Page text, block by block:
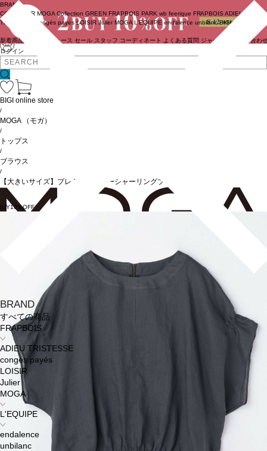
ログイン
BRAND
COUTURIER MOGA Collection GREEN FRAPBOIS PARK wb feerique FRAPBOIS ADIEU
TRISTESSE
congés payés LOISIR Julier MOGA L'EQUIPE endalence unbilanc BIGI online store
新着商品 ニュース セール スタッフ コーディネート よくある質問 ジャーナル お問い合わ
BRAND
すべての商品
FRAPBOIS
ADIEU TRISTESSE
congés payés
LOISIR
Julier
MOGA
L'EQUIPE
endalence
unbilanc
BIGI online store
/
MOGA （モガ）
/
トップス
/
ブラウス
/
【大きいサイズ】プレミアムラミーシャーリングブラウス